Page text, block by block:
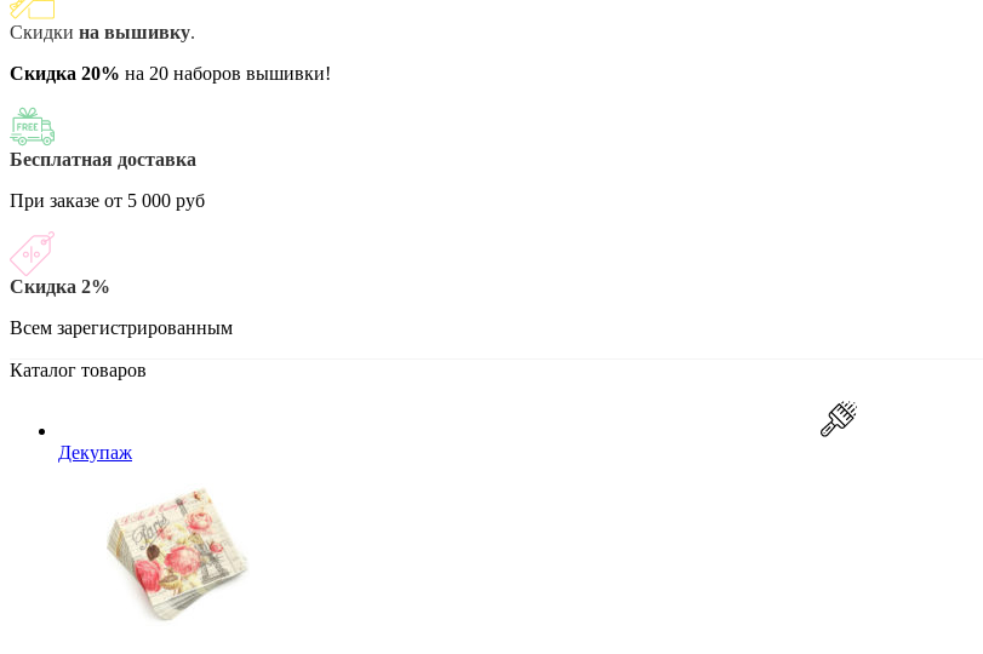
Скидки на вышивку.
Скидка 20% на 20 наборов вышивки!
Бесплатная доставка
При заказе от 5 000 руб
Скидка 2%
Всем зарегистрированным
Каталог товаров
Декупаж